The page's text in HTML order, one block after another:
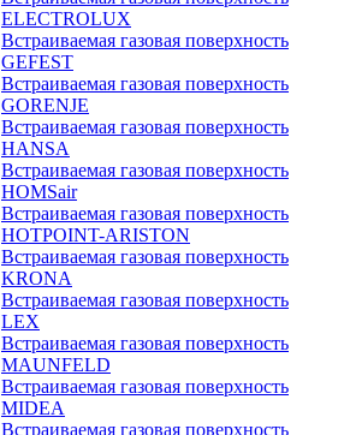
ELECTROLUX
Встраиваемая газовая поверхность
GEFEST
Встраиваемая газовая поверхность
GORENJE
Встраиваемая газовая поверхность
HANSA
Встраиваемая газовая поверхность
HOMSair
Встраиваемая газовая поверхность
HOTPOINT-ARISTON
Встраиваемая газовая поверхность
KRONA
Встраиваемая газовая поверхность
LEX
Встраиваемая газовая поверхность
MAUNFELD
Встраиваемая газовая поверхность
MIDEA
Встраиваемая газовая поверхность